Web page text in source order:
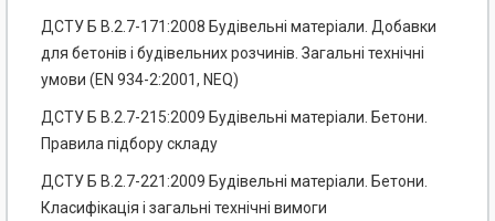
ДСТУ Б В.2.7-171:2008 Будівельні матеріали. Добавки
для бетонів і будівельних розчинів. Загальні технічні
умови (EN 934-2:2001, NEQ)
ДСТУ Б В.2.7-215:2009 Будівельні матеріали. Бетони.
Правила підбору складу
ДСТУ Б В.2.7-221:2009 Будівельні матеріали. Бетони.
Класифікація і загальні технічні вимоги